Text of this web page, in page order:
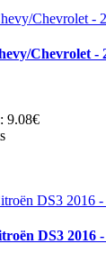
Chevrolet -
9.08€
DS3 2016